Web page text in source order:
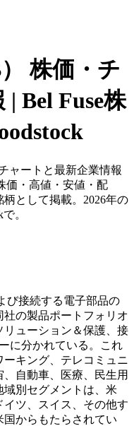
株価・チ
Bel Fuse株
ャートと最新企業情報
価・高値・安値・配
として掲載。2026年の
。
び接続する電子部品の
の製品ポートフォリオ
ューション＆保護、接
に分かれている。これ
キング、テレコミュニ
自動車、医療、民生用
別セグメントは、米
ツ、スイス、その他す
からもたらされてい